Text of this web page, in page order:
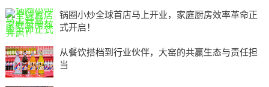
锅圈小炒全球首店马上开业，家庭厨房效率革命正
式开启！
从餐饮搭档到行业伙伴，大窑的共赢生态与责任担
当